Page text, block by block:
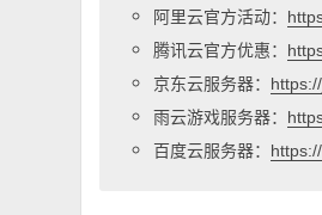
阿里云官方活动：
腾讯云官方优惠：
京东云服务器：
雨云游戏服务器：
百度云服务器：